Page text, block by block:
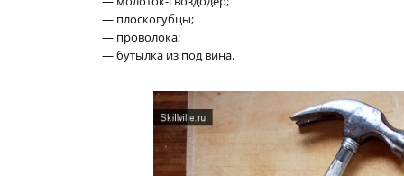
— плоскогубцы;
— проволока;
— бутылка из под вина.